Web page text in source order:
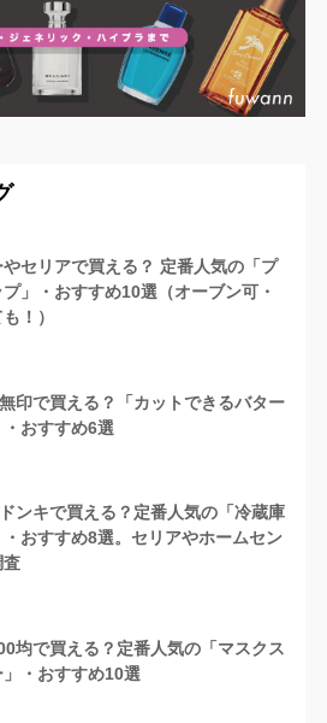
やセリアで買える？ 定番人気の「プ
プ」・おすすめ10選（オーブン可・
！）
印で買える？「カットできるバター
おすすめ6選
ンキで買える？定番人気の「冷蔵庫
・おすすめ8選。セリアやホームセン
査
均で買える？定番人気の「マスクス
」・おすすめ10選